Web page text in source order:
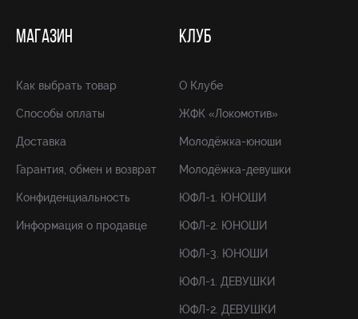
МАГАЗИН
Как выбрать товар
Способы оплаты
Доставка
Гарантия, обмен и возврат
Конфиденциальность
Информация о продавце
КЛУБ
О Клубе
ЖФК «Локомотив»
Молодёжка-юноши
Молодёжка-девушки
ЮФЛ-1. ЮНОШИ
ЮФЛ-2. ЮНОШИ
ЮФЛ-3. ЮНОШИ
ЮФЛ-1. ДЕВУШКИ
ЮФЛ-2. ДЕВУШКИ